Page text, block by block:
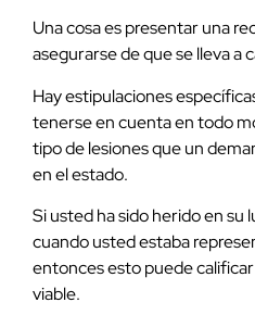
Una cosa es presentar una
asegurarse de que se lleva a
Hay estipulaciones
tenerse en cuenta en todo
tipo de lesiones que un
en el estado.
Si usted ha sido herido en su
cuando usted estaba
entonces esto puede
viable.